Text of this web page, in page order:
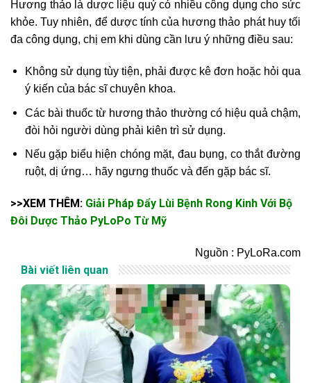
Hương thảo là dược liệu quý có nhiều công dụng cho sức
khỏe. Tuy nhiên, để dược tính của hương thảo phát huy tối
đa công dụng, chị em khi dùng cần lưu ý những điều sau:
Không sử dụng tùy tiện, phải được kê đơn hoặc hỏi qua
ý kiến của bác sĩ chuyên khoa.
Các bài thuốc từ hương thảo thường có hiệu quả chậm,
đòi hỏi người dùng phải kiên trì sử dụng.
Nếu gặp biểu hiện chóng mặt, đau bụng, co thắt đường
ruột, dị ứng… hãy ngưng thuốc và đến gặp bác sĩ.
>>XEM THÊM: Giải Pháp Đẩy Lùi Bệnh Rong Kinh Với Bộ
Đôi Dược Thảo PyLoPo Từ Mỹ
Nguồn : PyLoRa.com
Bài viết liên quan